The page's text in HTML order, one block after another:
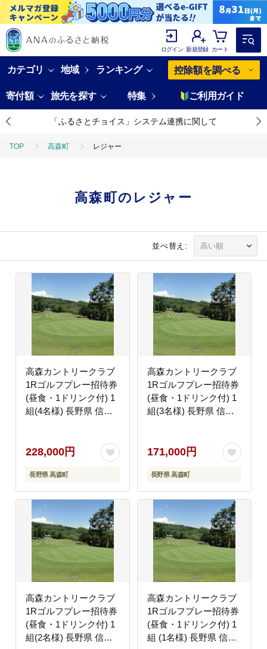
ログイン 新規登録 カート
カテゴリ 地域 ランキング 控除額を調べる
寄付額 旅先を探す 特集 ご利用ガイド
「ふるさとチョイス」システム連携に関して
TOP 高森町 レジャー
高森町のレジャー
並べ替え:
高森カントリークラブ
1Rゴルフプレー招待券
(昼食・1ドリンク付) 1
組(4名様) 長野県 信州
228,000円
長野県 高森町
高森カントリークラブ
1Rゴルフプレー招待券
(昼食・1ドリンク付) 1
組(3名様) 長野県 信州
171,000円
長野県 高森町
高森カントリークラブ
1Rゴルフプレー招待券
(昼食・1ドリンク付) 1
組(2名様) 長野県 信州
高森カントリークラブ
1Rゴルフプレー招待券
(昼食・1ドリンク付) 1
組 (1名様) 長野県 信州